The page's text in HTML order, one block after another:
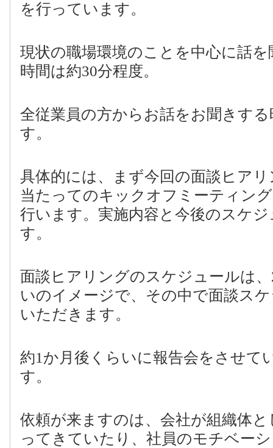
を行っています。
現状の職場環境のことを中心に話
時間は約30分程度。
全従業員の方からお話をお聞きす
す。
具体的には、まず今回の面談ヒア
当たってのキックオフミーティン
行います。実施内容と今後のスケ
す。
面談ヒアリングのスケジュールは、
いのイメージで、その中で面談ス
いただきます。
約1 か月後くらいに報告会をさせて
す。
依頼が来ますのは、会社が組織体
ってきていたり、社員のモチベー